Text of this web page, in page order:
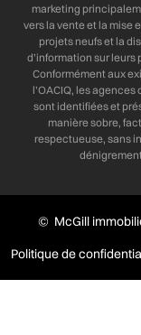
marketing
vers la vente et la mise
projets neufs et la
d’information sur leurs
Conformément aux
l’OACIQ, les
sont identifiées et
manière sobre,
respectueuse, sans
© McGill
Politique de